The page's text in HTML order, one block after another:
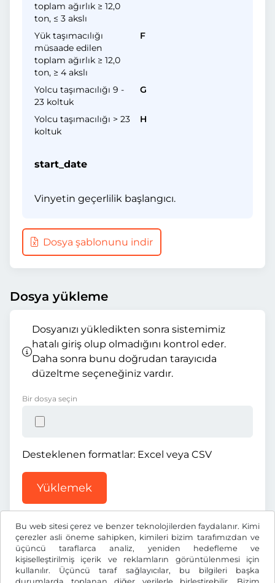
Bu web sitesi çerez ve benzer teknolojilerden faydalanır. Kimi
çerezler asli öneme sahipken, kimileri bizim tarafımızdan ve
üçüncü taraflarca analiz, yeniden hedefleme ve
kişiselleştirilmiş içerik ve reklamların görüntülenmesi için
kullanılır. Üçüncü taraf sağlayıcılar, bu bilgileri başka
toplam ağırlık ≥ 12,0
ton, ≤ 3 akslı
Yük taşımacılığı
müsaade edilen
toplam ağırlık ≥ 12,0
ton, ≥ 4 akslı
F
Yolcu taşımacılığı 9 -
23 koltuk
G
Yolcu taşımacılığı > 23
koltuk
H
start_date
Vinyetin geçerlilik başlangıcı.
Dosya şablonunu indir
Dosya yükleme
Dosyanızı yükledikten sonra sistemimiz
hatalı giriş olup olmadığını kontrol eder.
Daha sonra bunu doğrudan tarayıcıda
düzeltme seçeneğiniz vardır.
Bir dosya seçin
Desteklenen formatlar: Excel veya CSV
Yüklemek
TL ₺TRY